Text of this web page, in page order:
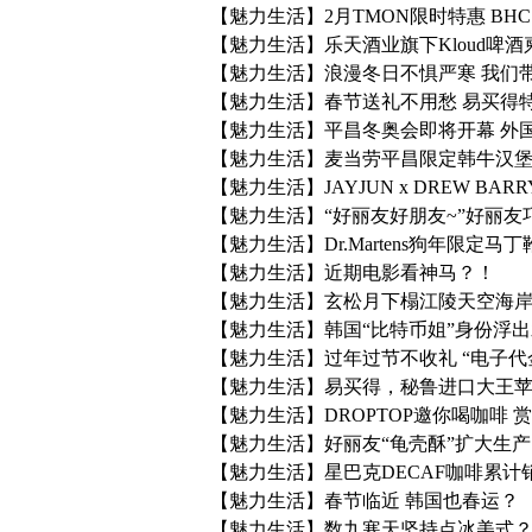
【魅力生活】2月TMON限时特惠
【魅力生活】乐天酒业旗下Kloud啤酒
【魅力生活】浪漫冬日不惧严寒 我们
【魅力生活】春节送礼不用愁 易买得
【魅力生活】平昌冬奥会即将开幕 外
【魅力生活】麦当劳平昌限定韩牛汉
【魅力生活】JAYJUN x DREW
【魅力生活】“好丽友好朋友~”好丽
【魅力生活】Dr.Martens狗年限定马丁
【魅力生活】近期电影看神马？！
【魅力生活】玄松月下榻江陵天空海
【魅力生活】韩国“比特币姐”身份浮
【魅力生活】过年过节不收礼 “电子
【魅力生活】易买得，秘鲁进口大王
【魅力生活】DROPTOP邀你喝咖啡
【魅力生活】好丽友“龟壳酥”扩大生
【魅力生活】星巴克DECAF咖啡累计
【魅力生活】春节临近 韩国也春运？